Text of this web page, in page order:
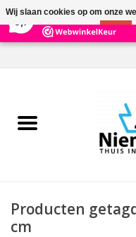
303
Home
Kracht
Producten
cm
Wij slaan cookies op om onze
Nee